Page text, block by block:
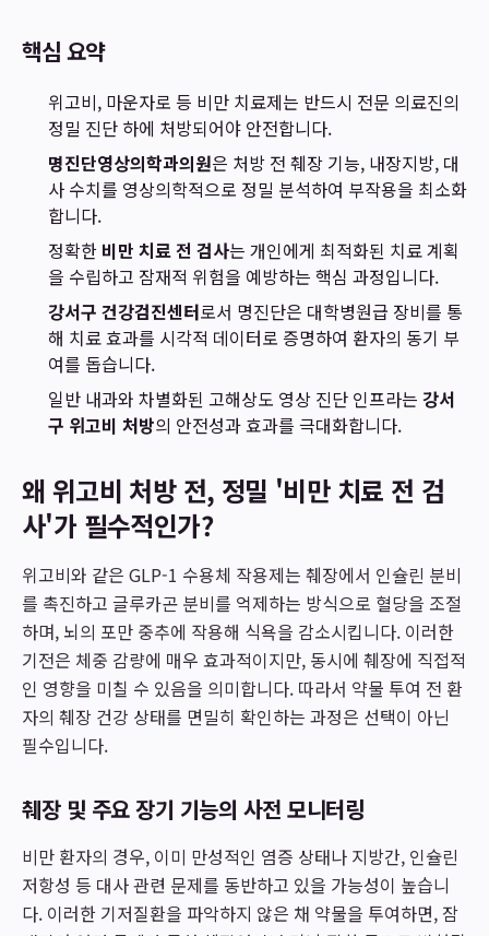
핵심 요약
위고비, 마운자로 등 비만 치료제는 반드시 전문 의료진의
정밀 진단 하에 처방되어야 안전합니다.
명진단영상의학과의원은 처방 전 췌장 기능, 내장지방, 대
사 수치를 영상의학적으로 정밀 분석하여 부작용을 최소화
합니다.
정확한 비만 치료 전 검사는 개인에게 최적화된 치료 계획
을 수립하고 잠재적 위험을 예방하는 핵심 과정입니다.
강서구 건강검진센터로서 명진단은 대학병원급 장비를 통
해 치료 효과를 시각적 데이터로 증명하여 환자의 동기 부
여를 돕습니다.
일반 내과와 차별화된 고해상도 영상 진단 인프라는 강서
구 위고비 처방의 안전성과 효과를 극대화합니다.
왜 위고비 처방 전, 정밀 '비만 치료 전 검
사'가 필수적인가?
위고비와 같은 GLP-1 수용체 작용제는 췌장에서 인슐린 분비
를 촉진하고 글루카곤 분비를 억제하는 방식으로 혈당을 조절
하며, 뇌의 포만 중추에 작용해 식욕을 감소시킵니다. 이러한
기전은 체중 감량에 매우 효과적이지만, 동시에 췌장에 직접적
인 영향을 미칠 수 있음을 의미합니다. 따라서 약물 투여 전 환
자의 췌장 건강 상태를 면밀히 확인하는 과정은 선택이 아닌
필수입니다.
췌장 및 주요 장기 기능의 사전 모니터링
비만 환자의 경우, 이미 만성적인 염증 상태나 지방간, 인슐린
저항성 등 대사 관련 문제를 동반하고 있을 가능성이 높습니
다. 이러한 기저질환을 파악하지 않은 채 약물을 투여하면, 잠